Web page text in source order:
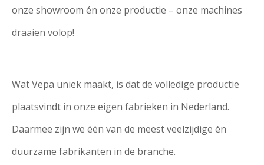
onze showroom én onze productie – onze machines
draaien volop!
Wat Vepa uniek maakt, is dat de volledige productie
plaatsvindt in onze eigen fabrieken in Nederland.
Daarmee zijn we één van de meest veelzijdige én
duurzame fabrikanten in de branche.